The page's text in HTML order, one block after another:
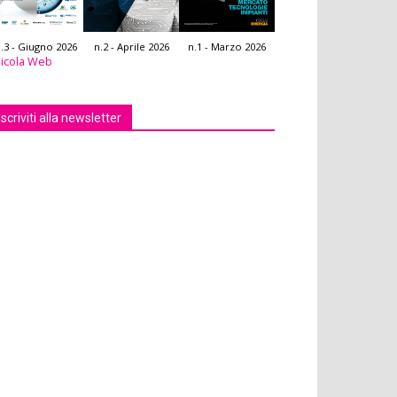
- Giugno 2026 n.2 - Aprile 2026 n.1 - Marzo 2026
Web
alla newsletter